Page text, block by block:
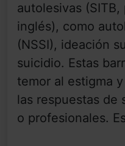
autolesivas
inglés), como
(NSSI), ideación
suicidio. Estas
temor al estigma
las respuestas de
o profesionales.